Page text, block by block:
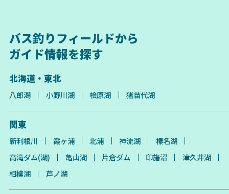
バス釣りフィールドから
ガイド情報を探す
北海道・東北
八郎潟 小野川湖 桧原湖 猪苗代湖
関東
新利根川 霞ヶ浦 北浦 神流湖
榛名湖
高滝ダム(湖)
亀山湖 片倉ダム 印旛沼
津久井湖
相模湖
芦ノ湖